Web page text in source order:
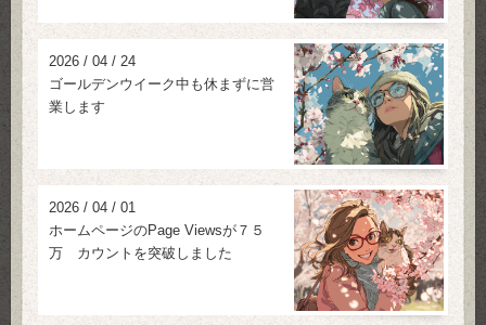
2026 / 04 / 24
ゴールデンウイーク中も休まずに営
業します
2026 / 04 / 01
ホームページのPage Viewsが７５
万 カウントを突破しました